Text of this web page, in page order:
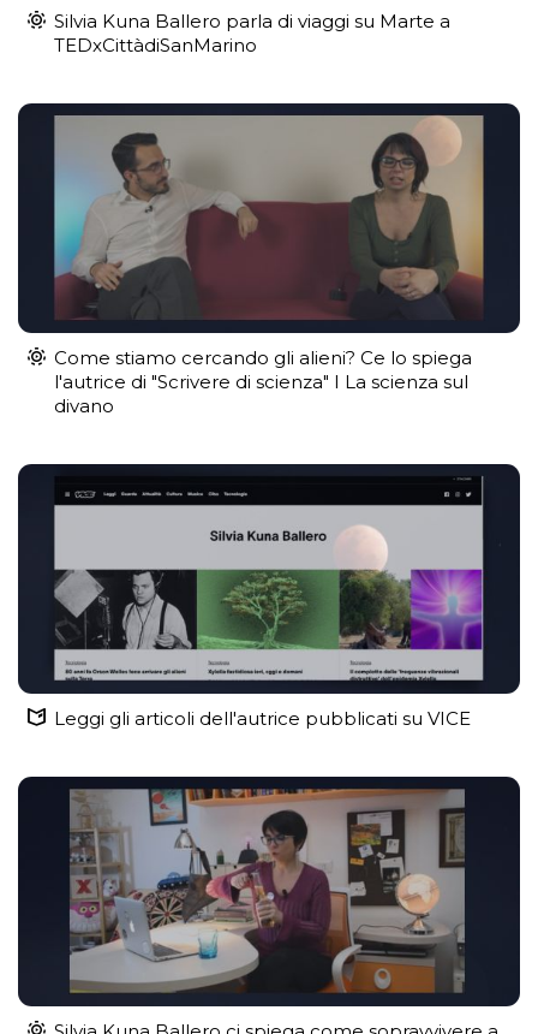
Silvia Kuna Ballero parla di viaggi su Marte a
TEDxCittàdiSanMarino
Come stiamo cercando gli alieni? Ce lo spiega
l'autrice di "Scrivere di scienza" I La scienza sul
divano
Leggi gli articoli dell'autrice pubblicati su VICE